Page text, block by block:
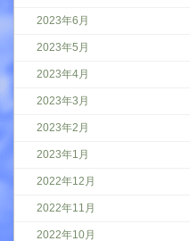
2023年6月
2023年5月
2023年4月
2023年3月
2023年2月
2023年1月
2022年12月
2022年11月
2022年10月